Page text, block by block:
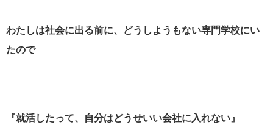
わたしは社会に出る前に、どうしようもない専門学校にい
たので
『就活したって、自分はどうせいい会社に入れない』